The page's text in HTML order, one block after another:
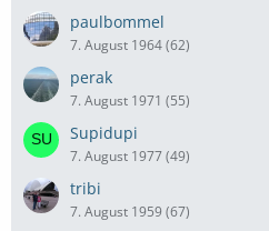
paulbommel
7. August 1964 (62)
perak
7. August 1971 (55)
Supidupi
7. August 1977 (49)
tribi
7. August 1959 (67)